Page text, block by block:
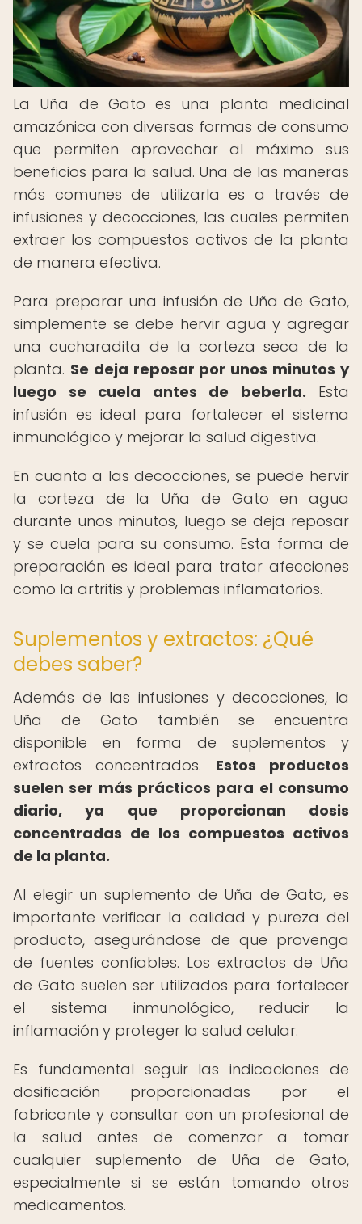
La Uña de Gato es una planta medicinal
amazónica con diversas formas de consumo
que permiten aprovechar al máximo sus
beneficios para la salud. Una de las maneras
más comunes de utilizarla es a través de
infusiones y decocciones, las cuales permiten
extraer los compuestos activos de la planta
de manera efectiva.
Para preparar una infusión de Uña de Gato,
simplemente se debe hervir agua y agregar
una cucharadita de la corteza seca de la
planta. Se deja reposar por unos minutos y
luego se cuela antes de beberla. Esta
infusión es ideal para fortalecer el sistema
inmunológico y mejorar la salud digestiva.
En cuanto a las decocciones, se puede hervir
la corteza de la Uña de Gato en agua
durante unos minutos, luego se deja reposar
y se cuela para su consumo. Esta forma de
preparación es ideal para tratar afecciones
como la artritis y problemas inflamatorios.
Suplementos y extractos: ¿Qué
debes saber?
Además de las infusiones y decocciones, la
Uña de Gato también se encuentra
disponible en forma de suplementos y
extractos concentrados. Estos productos
suelen ser más prácticos para el consumo
diario, ya que proporcionan dosis
concentradas de los compuestos activos
de la planta.
Al elegir un suplemento de Uña de Gato, es
importante verificar la calidad y pureza del
producto, asegurándose de que provenga
de fuentes confiables. Los extractos de Uña
de Gato suelen ser utilizados para fortalecer
el sistema inmunológico, reducir la
inflamación y proteger la salud celular.
Es fundamental seguir las indicaciones de
dosificación proporcionadas por el
fabricante y consultar con un profesional de
la salud antes de comenzar a tomar
cualquier suplemento de Uña de Gato,
especialmente si se están tomando otros
medicamentos.